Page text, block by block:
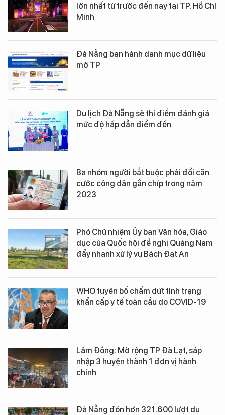
lớn nhất từ trước đến nay tại TP. Hồ Chí
Minh
Đà Nẵng ban hành danh mục dữ liệu
mở TP
Du lịch Đà Nẵng sẽ thí điểm đánh giá
mức độ hấp dẫn điểm đến
Ba nhóm người bắt buộc phải đổi căn
cước công dân gắn chíp trong năm
2023
Phó Chủ nhiệm Ủy ban Văn hóa, Giáo
dục của Quốc hội đề nghị Quảng Nam
đẩy nhanh xử lý vụ Bách Đạt An
WHO tuyên bố chấm dứt tình trạng
khẩn cấp y tế toàn cầu do COVID-19
Lâm Đồng: Mở rộng TP Đà Lạt, sáp
nhập 3 huyện thành 1 đơn vị hành
chính
Đà Nẵng đón hơn 321.600 lượt du